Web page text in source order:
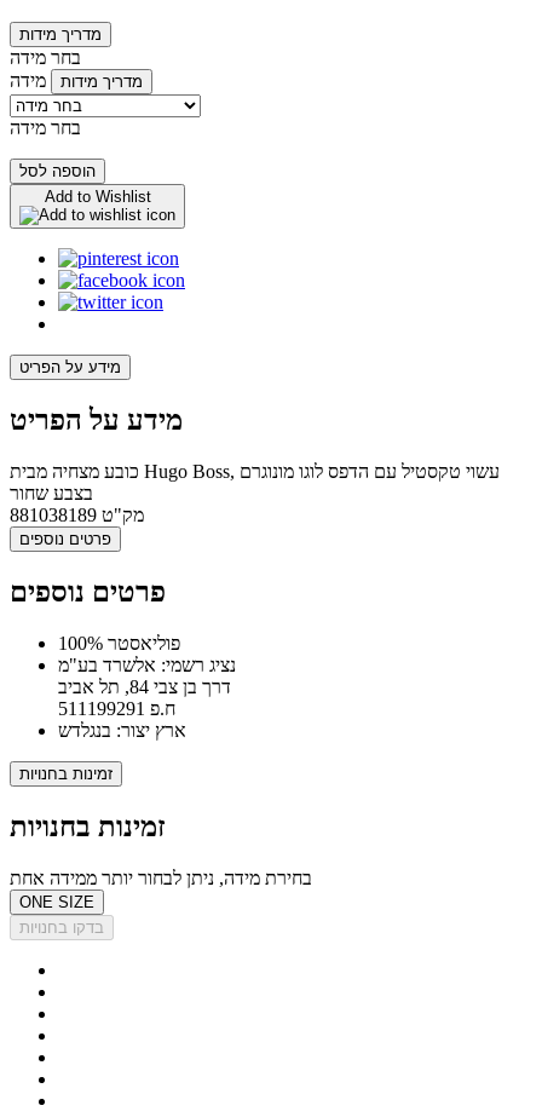
מדריך מידות
בחר מידה
מידה
מדריך מידות
בחר מידה
הוספה לסל
Add to Wishlist
מידע על הפריט
מידע על הפריט
כובע מצחיה מבית Hugo Boss, עשוי טקסטיל עם הדפס לוגו מונוגרם
בצבע שחור
מק"ט 881038189
פרטים נוספים
פרטים נוספים
100% פוליאסטר
נציג רשמי: אלשרד בע"מ
דרך בן צבי 84, תל אביב
ח.פ 511199291
ארץ יצור: בנגלדש
זמינות בחנויות
זמינות בחנויות
בחירת מידה, ניתן לבחור יותר ממידה אחת
ONE SIZE
בדקו בחנויות